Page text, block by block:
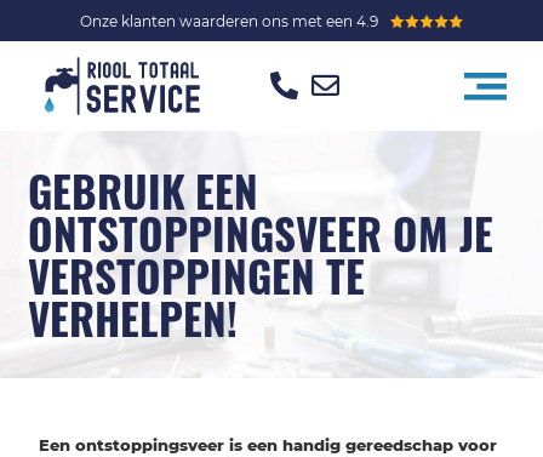
Onze klanten waarderen ons met een 4.9
GEBRUIK EEN
ONTSTOPPINGSVEER OM JE
VERSTOPPINGEN TE
VERHELPEN!
Een ontstoppingsveer is een handig gereedschap voor